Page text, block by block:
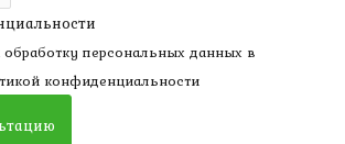
персональных данных в
конфиденциальности